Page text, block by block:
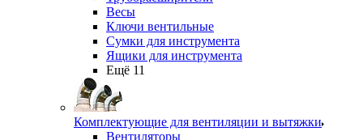
Весы
Ключи вентильные
Сумки для инструмента
Ящики для инструмента
Ещё 11
Комплектующие для вентиляции и вытяжки
Вентиляторы